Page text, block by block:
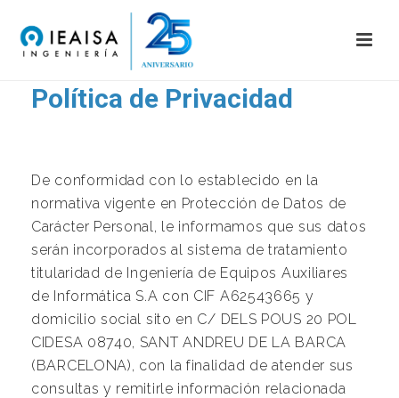
Política de Privacidad
De conformidad con lo establecido en la
normativa vigente en Protección de Datos de
Carácter Personal, le informamos que sus datos
serán incorporados al sistema de tratamiento
titularidad de Ingeniería de Equipos Auxiliares
de Informática S.A con CIF A62543665 y
domicilio social sito en C/ DELS POUS 20 POL
CIDESA 08740, SANT ANDREU DE LA BARCA
(BARCELONA), con la finalidad de atender sus
consultas y remitirle información relacionada